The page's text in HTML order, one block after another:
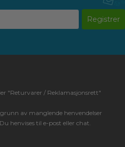
Registrer
"Returvarer / Reklamasjonsrett"
av manglende henvendelser
henvises til e-post eller chat.